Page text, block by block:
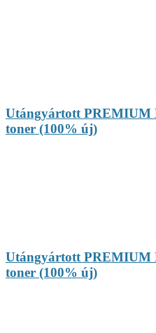
Utángyártott PREMIUM
toner (100% új)
Utángyártott PREMIUM
toner (100% új)